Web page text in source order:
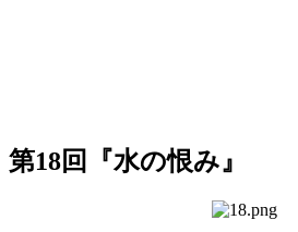
第18回『水の恨み』